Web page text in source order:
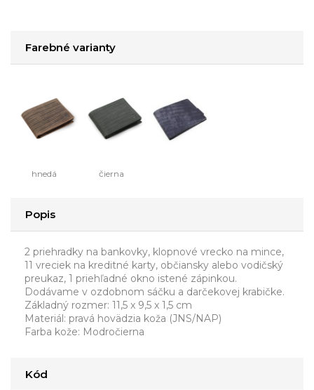
Farebné varianty
hnedá čierna
Popis
2 priehradky na bankovky, klopnové vrecko na mince,
11 vreciek na kreditné karty, občiansky alebo vodičský
preukaz, 1 priehľadné okno istené zápinkou.
Dodávame v ozdobnom sáčku a darčekovej krabičke.
Základný rozmer: 11,5 x 9,5 x 1,5 cm
Materiál: pravá hovädzia koža (JNS/NAP)
Farba kože: Modročierna
Kód